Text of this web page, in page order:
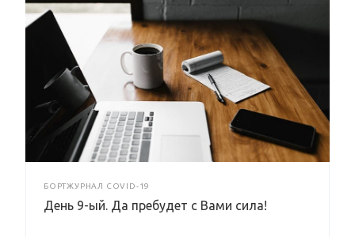
БОРТЖУРНАЛ COVID-19
День 9-ый. Да пребудет с Вами сила!